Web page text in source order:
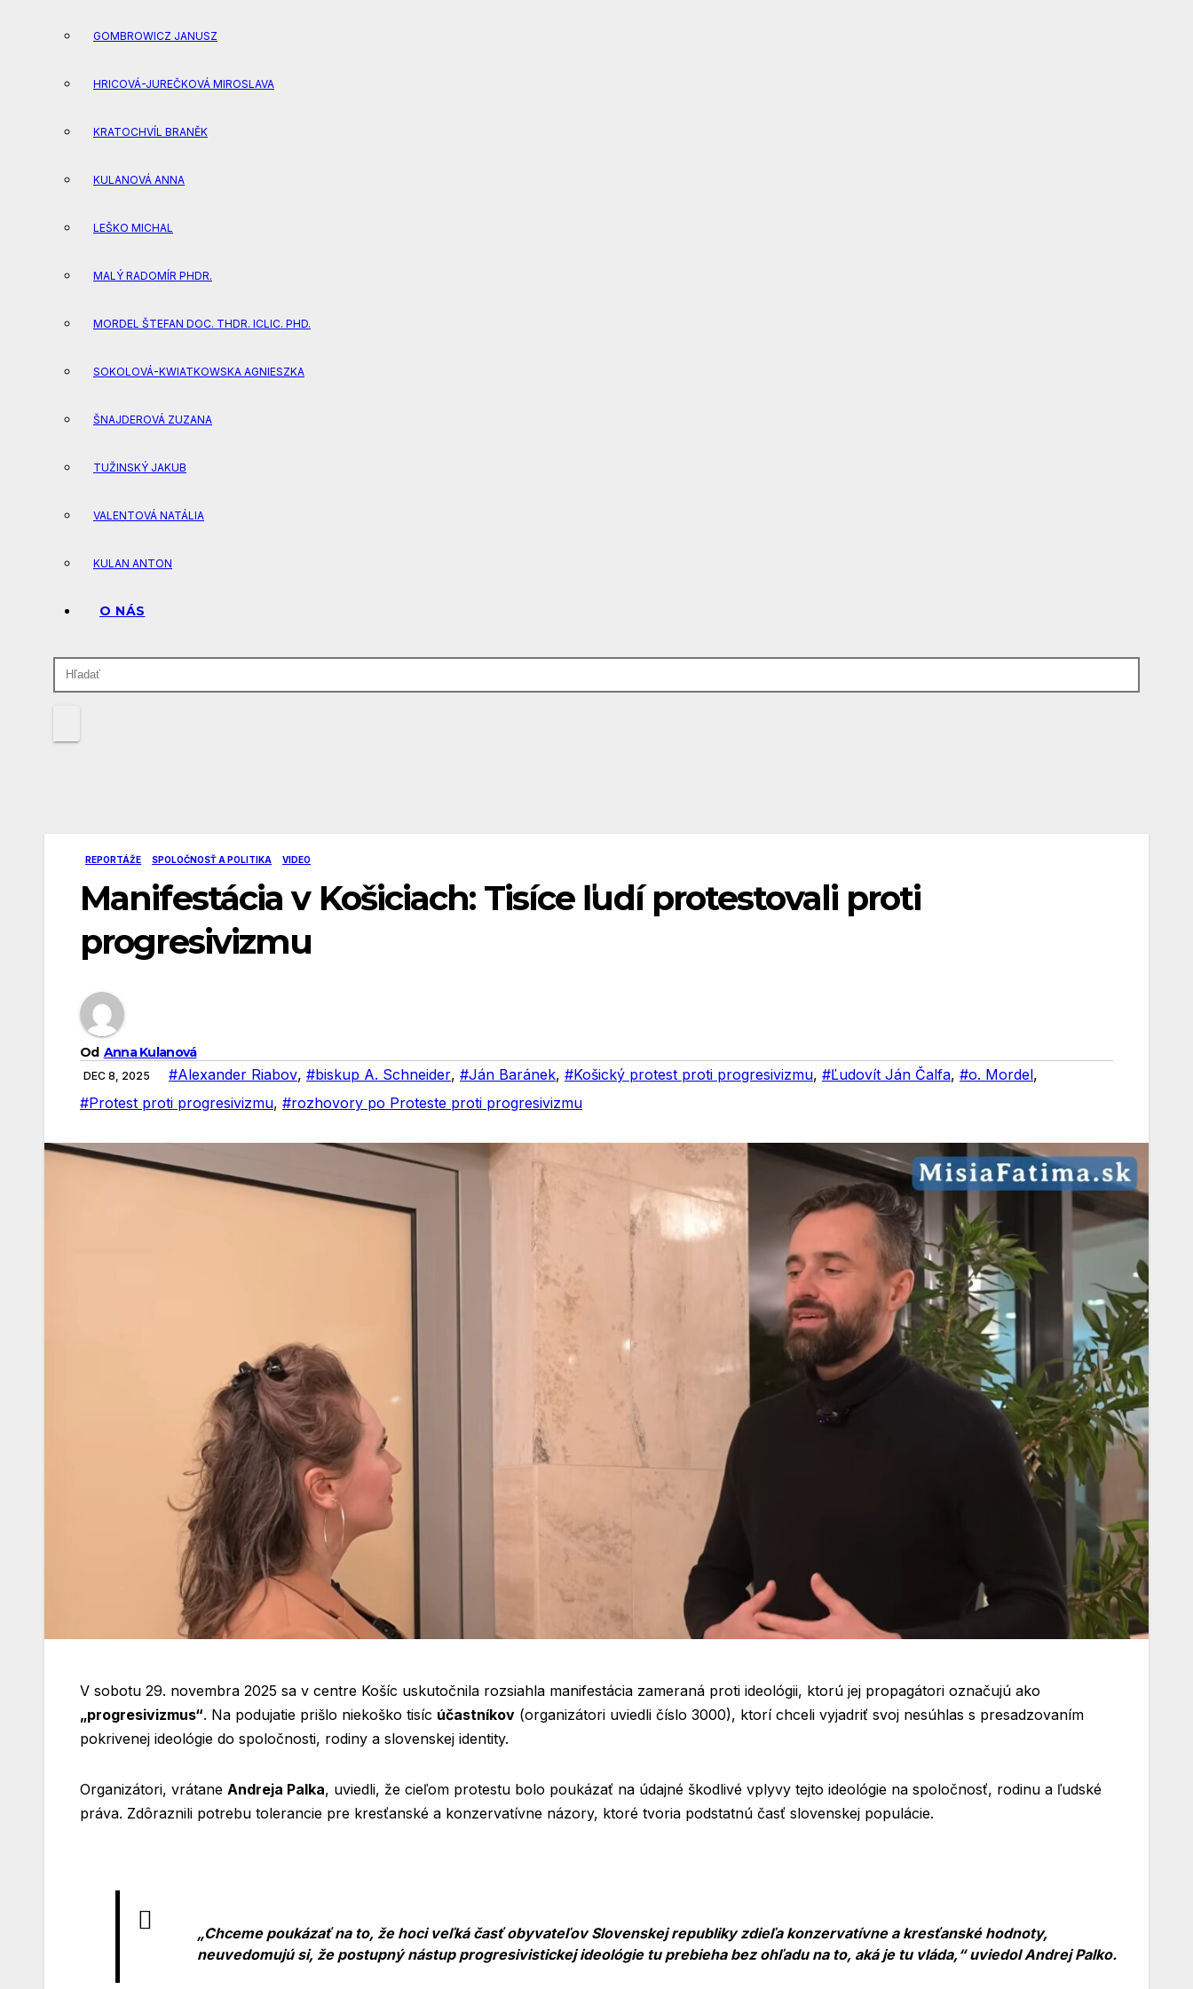
GOMBROWICZ JANUSZ
HRICOVÁ-JUREČKOVÁ MIROSLAVA
KRATOCHVÍL BRANĚK
KULANOVÁ ANNA
LEŠKO MICHAL
MALÝ RADOMÍR PHDR.
MORDEL ŠTEFAN DOC. THDR. ICLIC. PHD.
SOKOLOVÁ-KWIATKOWSKA AGNIESZKA
ŠNAJDEROVÁ ZUZANA
TUŽINSKÝ JAKUB
VALENTOVÁ NATÁLIA
KULAN ANTON
O NÁS
REPORTÁŽE SPOLOČNOSŤ A POLITIKA VIDEO
Manifestácia v Košiciach: Tisíce ľudí protestovali proti
progresivizmu
Od Anna Kulanová
DEC 8, 2025 #Alexander Riabov, #biskup A. Schneider, #Ján Baránek, #Košický protest proti progresivizmu, #Ľudovít Ján Čalfa, #o. Mordel,
#Protest proti progresivizmu, #rozhovory po Proteste proti progresivizmu
V sobotu 29. novembra 2025 sa v centre Košíc uskutočnila rozsiahla manifestácia zameraná proti ideológii, ktorú jej propagátori označujú ako
„progresivizmus“. Na podujatie prišlo niekoško tisíc účastníkov (organizátori uviedli číslo 3000), ktorí chceli vyjadriť svoj nesúhlas s presadzovaním
pokrivenej ideológie do spoločnosti, rodiny a slovenskej identity.
Organizátori, vrátane Andreja Palka, uviedli, že cieľom protestu bolo poukázať na údajné škodlivé vplyvy tejto ideológie na spoločnosť, rodinu a ľudské
práva. Zdôraznili potrebu tolerancie pre kresťanské a konzervatívne názory, ktoré tvoria podstatnú časť slovenskej populácie.
„Chceme poukázať na to, že hoci veľká časť obyvateľov Slovenskej republiky zdieľa konzervatívne a kresťanské hodnoty,
neuvedomujú si, že postupný nástup progresivistickej ideológie tu prebieha bez ohľadu na to, aká je tu vláda,“ uviedol Andrej Palko.